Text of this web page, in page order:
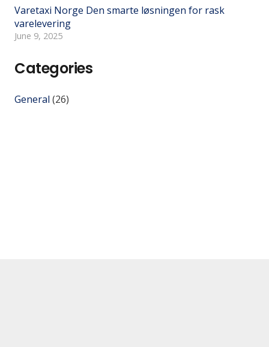
Varetaxi Norge Den smarte løsningen for rask
varelevering
June 9, 2025
Categories
General (26)